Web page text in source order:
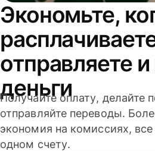
Экономьте,
отправляете
деньги
Получайте оплату, делайте
отправляйте переводы.
экономия на комиссиях,
одном счету.